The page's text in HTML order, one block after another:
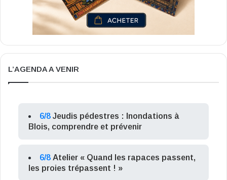
L’AGENDA A VENIR
6/8 Jeudis pédestres : Inondations à
Blois, comprendre et prévenir
6/8 Atelier « Quand les rapaces passent,
les proies trépassent ! »